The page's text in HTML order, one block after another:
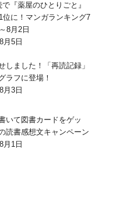
『薬屋のひとりごと』
位に！マンガランキング7
8月2日
月5日
しました！「再読記録」
ラフに登場！
月3日
いて図書カードをゲッ
読書感想文キャンペーン
月1日